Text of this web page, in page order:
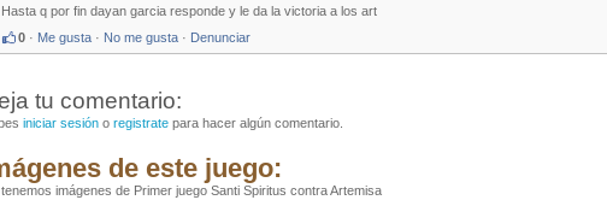
Hasta q por fin dayan garcia responde y le da la victoria a los art
0 · Me gusta · No me gusta · Denunciar
tu comentario:
iniciar sesión o registrate para hacer algún comentario.
de este juego:
imágenes de Primer juego Santi Spiritus contra Artemisa